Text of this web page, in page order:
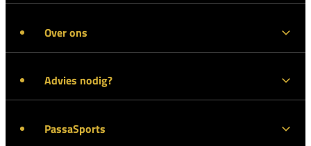
Over ons
Advies nodig?
PassaSports